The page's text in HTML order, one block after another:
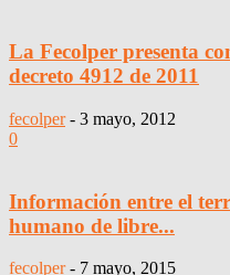
La Fecolper presenta
decreto 4912 de 2011
fecolper - 3 mayo, 2012
0
Información entre el
humano de libre...
fecolper - 7 mayo, 2015